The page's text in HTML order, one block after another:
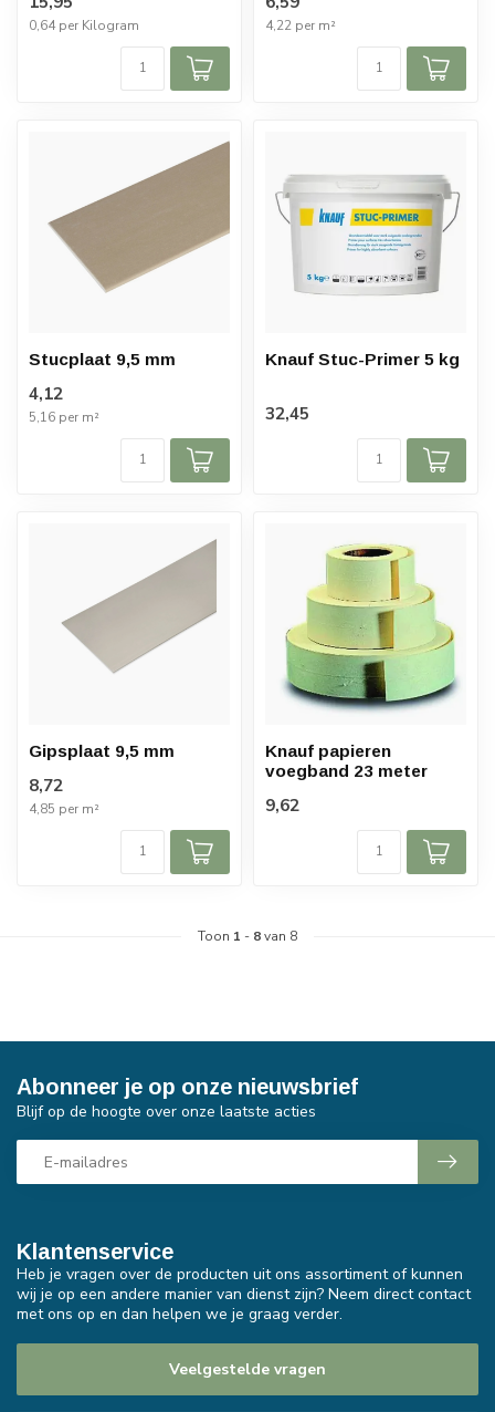
0,64 per Kilogram 4,22 per m²
Stucplaat 9,5 mm
4,12
5,16 per m²
Knauf Stuc-Primer 5 kg
32,45
Gipsplaat 9,5 mm
8,72
4,85 per m²
Knauf papieren
voegband 23 meter
9,62
Toon 1 - 8van 8
Klantenservice
Heb je vragen over de producten uit ons assortiment of kunnen
wij je op een andere manier van dienst zijn? Neem direct contact
met ons op en dan helpen we je graag verder.
Veelgestelde vragen
Abonneer je op onze nieuwsbrief
Blijf op de hoogte over onze laatste acties